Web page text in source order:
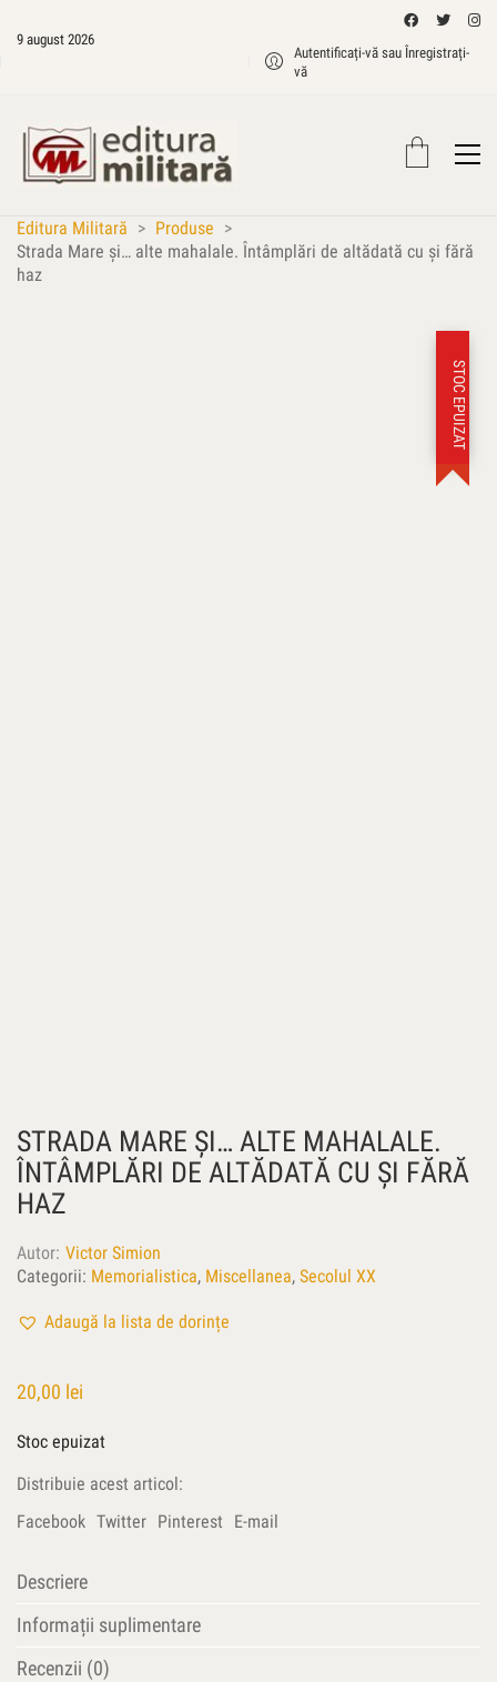
9 august 2026
Autentificați-vă sau Înregistrați-
vă
Editura Militară > Produse >
Strada Mare şi… alte mahalale. Întâmplări de altădată cu şi fără
haz
STOC EPUIZAT
STRADA MARE ŞI… ALTE MAHALALE.
ÎNTÂMPLĂRI DE ALTĂDATĂ CU ŞI FĂRĂ
HAZ
Autor Victor Simion
Categorii: Memorialistica, Miscellanea, Secolul XX
Adaugă la lista de dorințe
20,00 lei
Stoc epuizat
Distribuie acest articol:
Facebook Twitter Pinterest E-mail
Descriere
Informații suplimentare
Recenzii (0)